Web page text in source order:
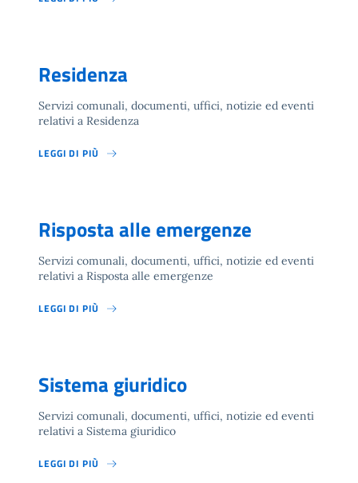
Residenza
Servizi comunali, documenti, uffici, notizie ed eventi
relativi a Residenza
LEGGI DI PIÙ
Risposta alle emergenze
Servizi comunali, documenti, uffici, notizie ed eventi
relativi a Risposta alle emergenze
LEGGI DI PIÙ
Sistema giuridico
Servizi comunali, documenti, uffici, notizie ed eventi
relativi a Sistema giuridico
LEGGI DI PIÙ